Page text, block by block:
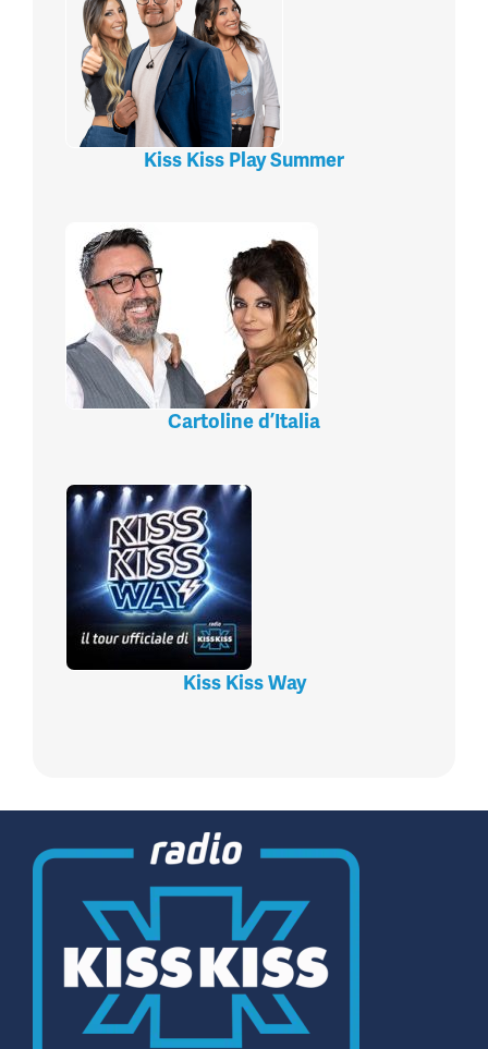
Kiss Kiss Play Summer
Cartoline d’Italia
Kiss Kiss Way